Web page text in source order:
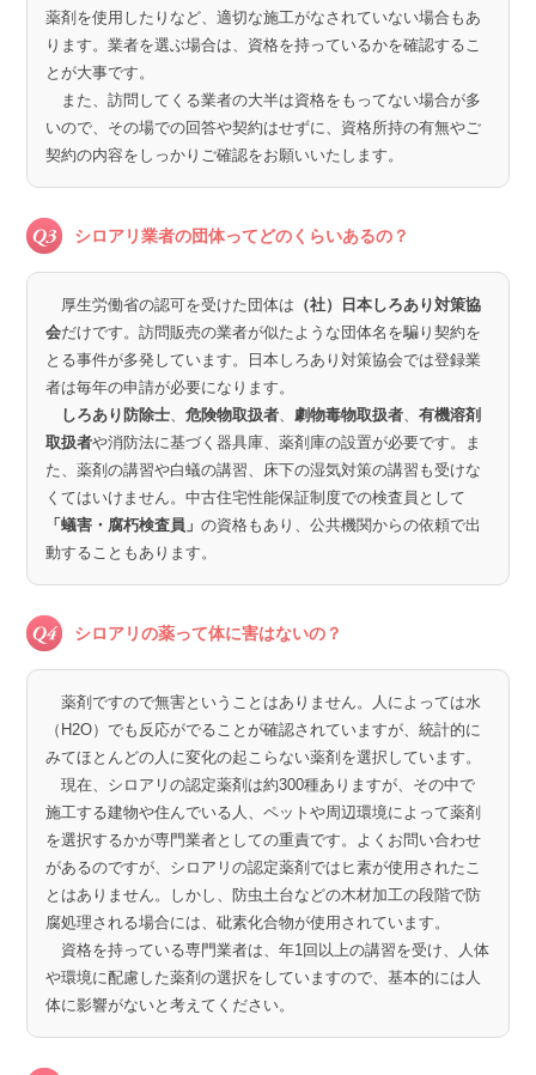
薬剤を使用したりなど、適切な施工がなされていない場合もあ
ります。業者を選ぶ場合は、資格を持っているかを確認するこ
とが大事です。
また、訪問してくる業者の大半は資格をもってない場合が多
いので、その場での回答や契約はせずに、資格所持の有無やご
契約の内容をしっかりご確認をお願いいたします。
シロアリ業者の団体ってどのくらいあるの？
厚生労働省の認可を受けた団体は （社）日本しろあり対策協
会だけです。訪問販売の業者が似たような団体名を騙り契約を
とる事件が多発しています。日本しろあり対策協会では登録業
者は毎年の申請が必要になります。
しろあり防除士、危険物取扱者、劇物毒物取扱者、有機溶剤
取扱者や消防法に基づく器具庫、薬剤庫の設置が必要です。ま
た、薬剤の講習や白蟻の講習、床下の湿気対策の講習も受けな
くてはいけません。中古住宅性能保証制度での検査員として
「蟻害・腐朽検査員」の資格もあり、公共機関からの依頼で出
動することもあります。
シロアリの薬って体に害はないの？
薬剤ですので無害ということはありません。人によっては水
（H2O）でも反応がでることが確認されていますが、統計的に
みてほとんどの人に変化の起こらない薬剤を選択しています。
現在、シロアリの認定薬剤は約300種ありますが、その中で
施工する建物や住んでいる人、ペットや周辺環境によって薬剤
を選択するかが専門業者としての重責です。よくお問い合わせ
があるのですが、シロアリの認定薬剤ではヒ素が使用されたこ
とはありません。しかし、防虫土台などの木材加工の段階で防
腐処理される場合には、砒素化合物が使用されています。
資格を持っている専門業者は、年1回以上の講習を受け、人体
や環境に配慮した薬剤の選択をしていますので、基本的には人
体に影響がないと考えてください。